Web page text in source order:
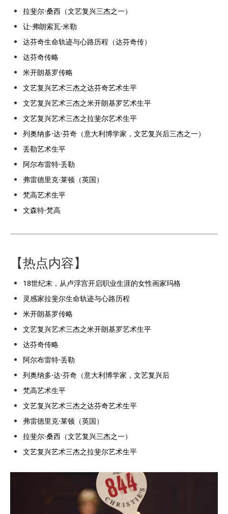
拉斐尔·桑西（文艺复兴三杰之一）
让·弗朗索瓦·米勒
达芬奇生命轨迹与心路历程（达芬奇传）
达芬奇传略
米开朗基罗传略
文艺复兴艺术三杰之达芬奇艺术生平
文艺复兴艺术三杰之米开朗基罗艺术生平
文艺复兴艺术三杰之拉斐尔艺术生平
列奥纳多·达·芬奇（意大利博学家，文艺复兴后三杰之一）
丢勒艺术生平
阿尔布雷特·丢勒
弗雷德里克·莱顿（英国）
梵高艺术生平
文森特·梵高
【热点内容】
18世纪末，从卢浮宫开启职业生涯的女性画家玛格
灵感家拉斐尔生命轨迹与心路历程
米开朗基罗传略
文艺复兴艺术三杰之米开朗基罗艺术生平
达芬奇传略
阿尔布雷特·丢勒
列奥纳多·达·芬奇（意大利博学家，文艺复兴后
梵高艺术生平
文艺复兴艺术三杰之达芬奇艺术生平
弗雷德里克·莱顿（英国）
拉斐尔·桑西（文艺复兴三杰之一）
文艺复兴艺术三杰之拉斐尔艺术生平